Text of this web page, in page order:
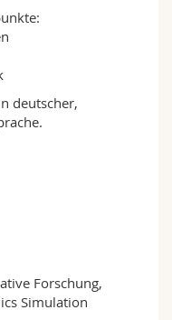
deutscher,
Forschung,
Simulation